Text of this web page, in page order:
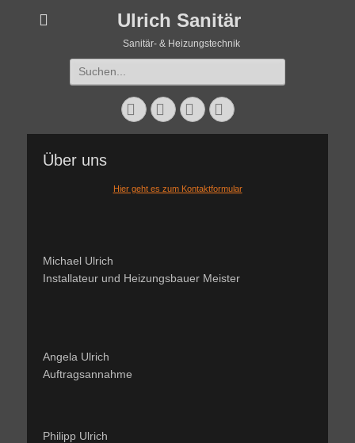
Ulrich Sanitär
Sanitär- & Heizungstechnik
Suchen
nach:
FacebookInstagram
WebsiteTelefon
Über uns
Hier geht es zum Kontaktformular
Michael Ulrich
Installateur und Heizungsbauer Meister
Angela Ulrich
Auftragsannahme
Philipp Ulrich